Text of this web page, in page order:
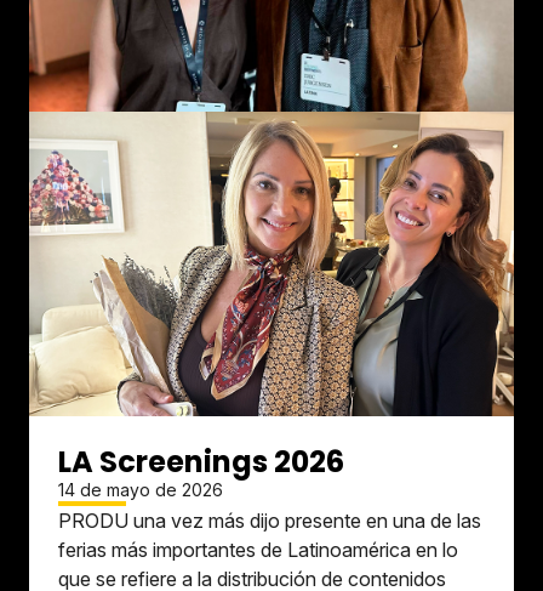
LA Screenings 2026
14 de mayo de 2026
PRODU una vez más dijo presente en una de las
ferias más importantes de Latinoamérica en lo
que se refiere a la distribución de contenidos